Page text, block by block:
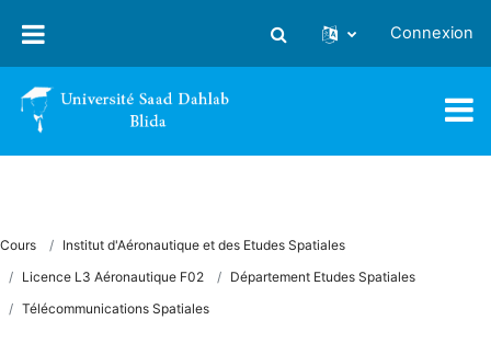
Activer/désactiver la saisie
Connexion
Cours
Institut d'Aéronautique et des Etudes Spatiales
Licence L3 Aéronautique F02
Département Etudes Spatiales
Télécommunications Spatiales